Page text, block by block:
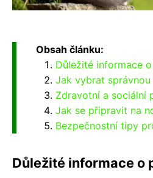
Obsah článku:
Důležité informace
Jak vybrat
Zdravotní a sociální
Jak se připravit na
Bezpečnostní tipy
Důležité informace o